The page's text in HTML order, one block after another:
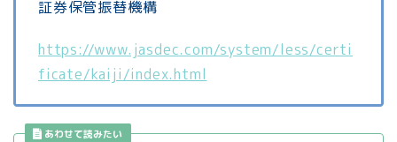
証券保管振替機構
https://www.jasdec.com/system/less/certi
ficate/kaiji/index.html